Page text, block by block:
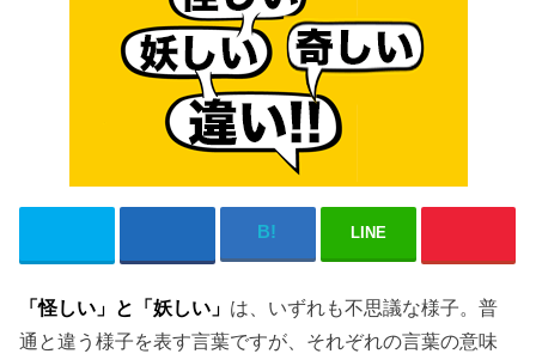
LINE
「怪しい」と「妖しい」 は、いずれも不思議な様子。普
通と違う様子を表す言葉ですが、それぞれの言葉の意味